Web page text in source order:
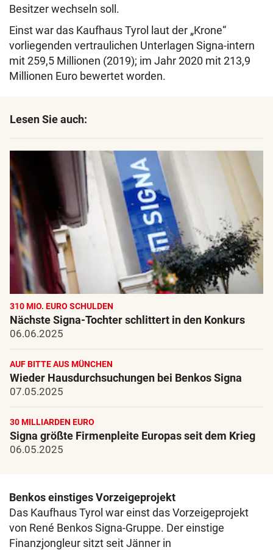
Besitzer wechseln soll.
Einst war das Kaufhaus Tyrol laut der „Krone“
vorliegenden vertraulichen Unterlagen Signa-intern
mit 259,5 Millionen (2019); im Jahr 2020 mit 213,9
Millionen Euro bewertet worden.
Lesen Sie auch:
310 MIO. EURO SCHULDEN
Nächste Signa-Tochter schlittert in den Konkurs
06.06.2025
AUF BITTE AUS MÜNCHEN
Wieder Hausdurchsuchungen bei Benkos Signa
07.05.2025
30 MILLIARDEN EURO
Signa größte Firmenpleite Europas seit dem Krieg
06.05.2025
Benkos einstiges Vorzeigeprojekt
Das Kaufhaus Tyrol war einst das Vorzeigeprojekt
von René Benkos Signa-Gruppe. Der einstige
Finanzjongleur sitzt seit Jänner in